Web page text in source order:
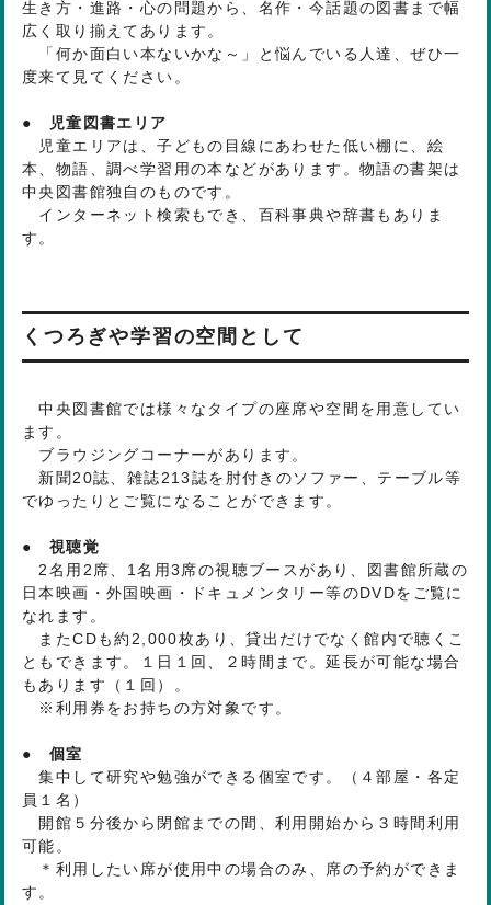
生き方・進路・心の問題から、名作・今話題の図書まで幅
広く取り揃えてあります。
「何か面白い本ないかな～」と悩んでいる人達、ぜひ一
度来て見てください。
● 児童図書エリア
児童エリアは、子どもの目線にあわせた低い棚に、絵
本、物語、調べ学習用の本などがあります。物語の書架は
中央図書館独自のものです。
インターネット検索もでき、百科事典や辞書もありま
す。
くつろぎや学習の空間として
中央図書館では様々なタイプの座席や空間を用意してい
ます。
ブラウジングコーナーがあります。
新聞20誌、雑誌213誌を肘付きのソファー、テーブル等
でゆったりとご覧になることができます。
● 視聴覚
2名用2席、1名用3席の視聴ブースがあり、図書館所蔵の
日本映画・外国映画・ドキュメンタリー等のDVDをご覧に
なれます。
またCDも約2,000枚あり、貸出だけでなく館内で聴くこ
ともできます。１日１回、２時間まで。延長が可能な場合
もあります（１回）。
※利用券をお持ちの方対象です。
● 個室
集中して研究や勉強ができる個室です。（４部屋・各定
員１名）
開館５分後から閉館までの間、利用開始から３時間利用
可能。
＊利用したい席が使用中の場合のみ、席の予約ができま
す。